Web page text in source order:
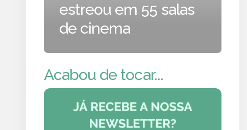
estreou em 55 salas
de cinema
Acabou de tocar...